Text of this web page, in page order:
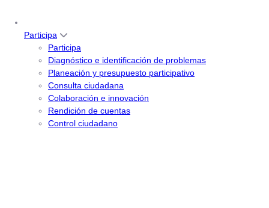
Participa
Participa
Diagnóstico e identificación de problemas
Planeación y presupuesto participativo
Consulta ciudadana
Colaboración e innovación
Rendición de cuentas
Control ciudadano